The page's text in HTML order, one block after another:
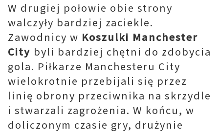
W drugiej połowie obie strony
walczyły bardziej zaciekle.
Zawodnicy w Koszulki Manchester
City byli bardziej chętni do zdobycia
gola. Piłkarze Manchesteru City
wielokrotnie przebijali się przez
linię obrony przeciwnika na skrzydle
i stwarzali zagrożenia. W końcu, w
doliczonym czasie gry, drużynie